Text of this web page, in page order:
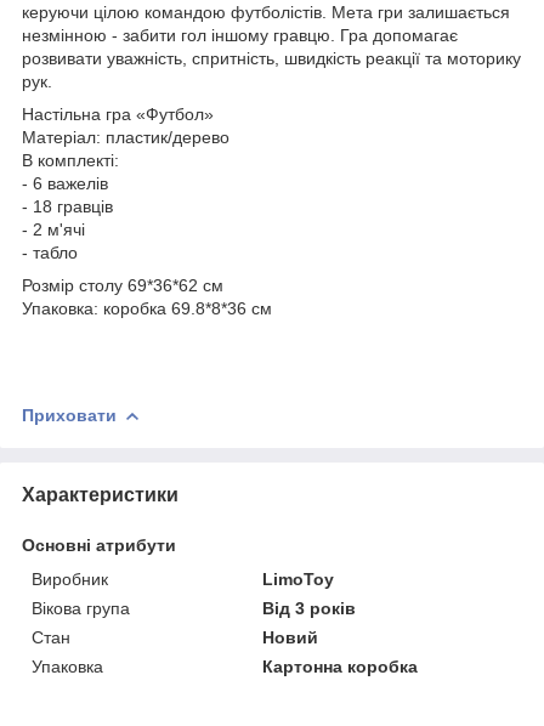
керуючи цілою командою футболістів. Мета гри залишається
незмінною - забити гол іншому гравцю. Гра допомагає
розвивати уважність, спритність, швидкість реакції та моторику
рук.
Настільна гра «Футбол»
Матеріал: пластик/дерево
В комплекті:
- 6 важелів
- 18 гравців
- 2 м'ячі
- табло
Розмір столу 69*36*62 см
Упаковка: коробка 69.8*8*36 см
Приховати
Характеристики
Основні атрибути
Виробник
LimoToy
Вікова група
Від 3 років
Стан
Новий
Упаковка
Картонна коробка